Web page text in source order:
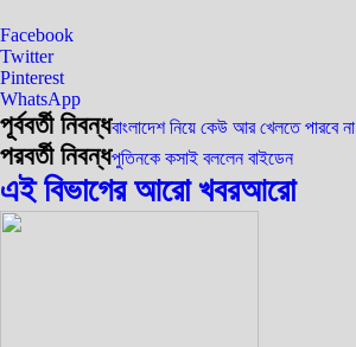
Facebook
Twitter
Pinterest
WhatsApp
পূর্ববর্তী নিবন্ধবাংলাদেশ নিয়ে কেউ আর খেলতে পারবে না
পরবর্তী নিবন্ধপুতিনকে কসাই বললেন বাইডেন
এই বিভাগের আরো খবরআরো